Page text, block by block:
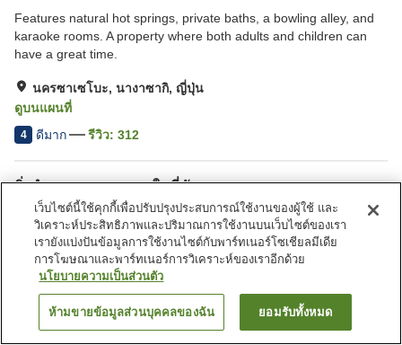
Features natural hot springs, private baths, a bowling alley, and
karaoke rooms. A property where both adults and children can
have a great time.
นครซาเซโบะ, นางาซากิ, ญี่ปุ่น
ดูบนแผนที่
4 ดีมาก รีวิว: 312
สิ่งอำนวยความสะดวกในที่พัก
Wi-Fi
อ่างน้ำวน
ซาวน่า
ฟิตเนสยิม/ฟิตเนสคลับ
หน้าแรก ญี่ปุ่น นางาซากิ
The Paradise Garden Sasebo
ค้นหาห้องพัก
เว็บไซต์นี้ใช้คุกกี้เพื่อปรับปรุงประสบการณ์ใช้งานของผู้ใช้ และ
วิเคราะห์ประสิทธิภาพและปริมาณการใช้งานบนเว็บไซต์ของเรา
เรายังแบ่งปันข้อมูลการใช้งานไซต์กับพาร์ทเนอร์โซเชียลมีเดีย
การโฆษณาและพาร์ทเนอร์การวิเคราะห์ของเราอีกด้วย
นโยบายความเป็นส่วนตัว
ห้ามขายข้อมูลส่วนบุคคลของฉัน ยอมรับทั้งหมด